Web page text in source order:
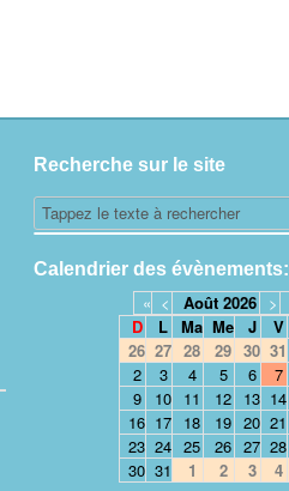
Recherche sur le site
Calendrier des évènements:
« < Août 2026 >
D
L Ma Me J V
26 27 28 29 30 31
2
3 4 5 6 7
9
10 11 12 13 14
16 17 18 19 20 21
23 24 25 26 27 28
30 31 1 2 3 4